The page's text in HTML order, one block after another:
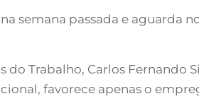
na semana passada e aguarda
Trabalho, Carlos Fernando
favorece apenas o